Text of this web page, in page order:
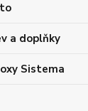
a doplňky
Sistema